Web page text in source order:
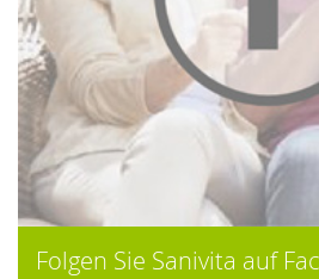
Folgen Sie Sanivita auf